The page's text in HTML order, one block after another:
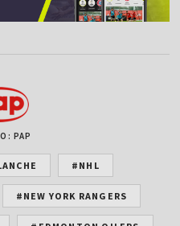
PAP
#NHL
#NEW YORK RANGERS